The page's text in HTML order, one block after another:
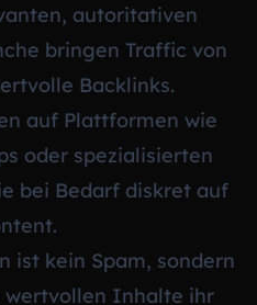
autoritativen
bringen Traffic von
Backlinks.
auf Plattformen wie
oder spezialisierten
bei Bedarf diskret auf
ist kein Spam, sondern
wertvollen Inhalte ihr